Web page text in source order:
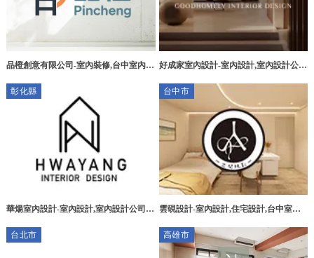
品橙創意有限公司-室內裝修,台中室內裝 好成家室內設計-室內設計,室內設計公
日室內設計,烏日室內設計公司
彰化縣
華煬室內設計-室內設計,室內設計公司,
台中市
雲硯設計-室內設計,住宅設計,台中室內
台北市
高雄市